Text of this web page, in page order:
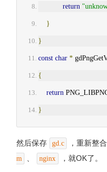
return
}
}
const char *
{
return
}
然后保存 gd.c ，重新整合
m
nginx ，就OK了。